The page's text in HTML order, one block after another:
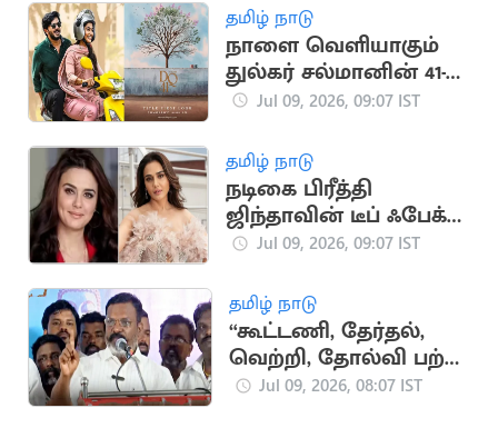
தமிழ் நாடு
நாளை வெளியாகும்
துல்கர் சல்மானின் 41-
வது படத்தின் 'பர்ஸ்ட்
Jul 09, 2026, 09:07 IST
தமிழ் நாடு
நடிகை பிரீத்தி
ஜிந்தாவின் டீப் ஃபேக்
வீடியோக்களை நீக்க
Jul 09, 2026, 09:07 IST
தமிழ் நாடு
“கூட்டணி, தேர்தல்,
வெற்றி, தோல்வி பற்றி
கவலை இல்லை”..
Jul 09, 2026, 08:07 IST